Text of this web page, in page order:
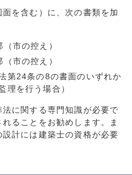
を含む）に、次の書類を加
市の控え）
市の控え）
第24条の8の書面のいずれか
理を行う場合）
に関する専門知識が必要で
ることをお勧めします。ま
計には建築士の資格が必要